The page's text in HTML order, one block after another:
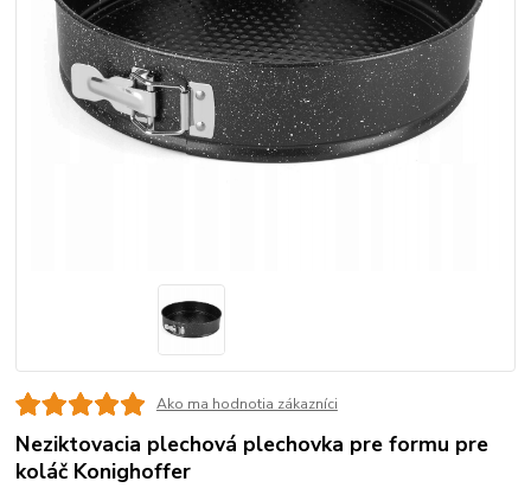
Ako ma hodnotia zákazníci
Neziktovacia plechová plechovka pre formu pre
koláč Konighoffer